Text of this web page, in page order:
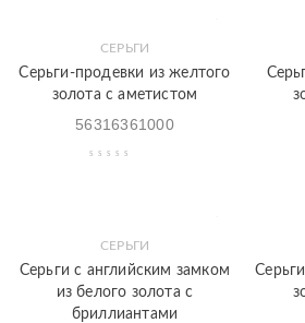
СЕРЬГИ
Серьги-продевки из желтого
золота с аметистом
56316361000
СЕРЬГИ
Серьги с английским замком
из белого золота с
бриллиантами